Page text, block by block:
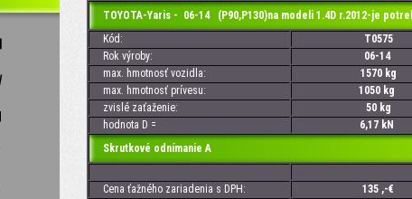
TOYOTA-Yaris - 06-14 (P90,P130)na modeli 1.4D r.2012-je
Kód:
T0575
Rok výroby:
06-14
max. hmotnosť vozidla:
1570 kg
max. hmotnosť prívesu:
1050 kg
zvislé zaťaženie:
50 kg
hodnota D =
6,17 kN
Skrutkové odnímanie A
Cena ťažného zariadenia s DPH:
135 ,-€